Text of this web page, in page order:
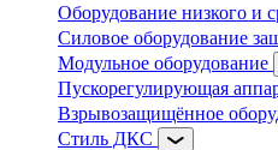
Оборудование низкого и
Силовое оборудование
Модульное оборудование
Пускорегулирующая
Взрывозащищённое
Стиль ДКС